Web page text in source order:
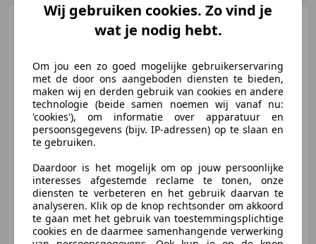
Volkswagen ID.4
Pro 77
kWh | 95,84% SOH | Head up |
€ 24.995 1
12/2021 115.967 km Elektrisch
150 kW (204 PK)
Wij gebruiken cookies. Zo vind je
wat je nodig hebt.
Om jou een zo goed mogelijke gebruikerservaring
met de door ons aangeboden diensten te bieden,
maken wij en derden gebruik van cookies en andere
technologie (beide samen noemen wij vanaf nu:
'cookies'), om informatie over apparatuur en
persoonsgegevens (bijv. IP-adressen) op te slaan en
te gebruiken.
Daardoor is het mogelijk om op jouw persoonlijke
interesses afgestemde reclame te tonen, onze
diensten te verbeteren en het gebruik daarvan te
analyseren. Klik op de knop rechtsonder om akkoord
te gaan met het gebruik van toestemmingsplichtige
cookies en de daarmee samenhangende verwerking